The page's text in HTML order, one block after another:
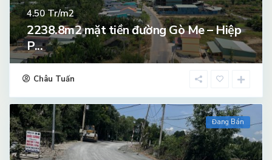
4.50Tr/m2
2238.8m2 mặt tiền đường Gò Me – Hiệp
P...
Châu Tuấn
Đang Bán